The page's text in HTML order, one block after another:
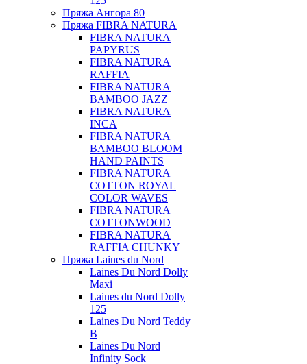
Пряжа Ангора 80
Пряжа FIBRA NATURA
FIBRA NATURA
PAPYRUS
FIBRA NATURA
RAFFIA
FIBRA NATURA
BAMBOO JAZZ
FIBRA NATURA
INCA
FIBRA NATURA
BAMBOO BLOOM
HAND PAINTS
FIBRA NATURA
COTTON ROYAL
COLOR WAVES
FIBRA NATURA
COTTONWOOD
FIBRA NATURA
RAFFIA CHUNKY
Пряжа Laines du Nord
Laines Du Nord Dolly
Maxi
Laines du Nord Dolly
125
Laines Du Nord Teddy
B
Laines Du Nord
Infinity Sock